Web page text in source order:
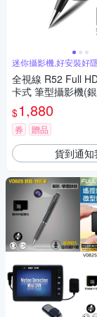
迷你攝影機,好安裝好
全視線 R52 Full
卡式 筆型攝影機(
$1,880
券 贈品
貨到通知